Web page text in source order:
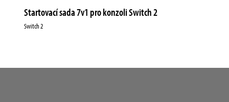
Startovací sada 7v1 pro konzoli Switch 2
Switch 2